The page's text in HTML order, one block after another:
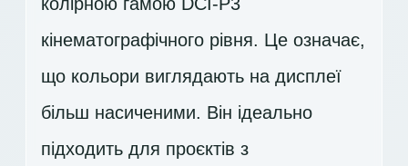
кінематографічного рівня. Це означає,
що кольори виглядають на дисплеї
більш насиченими. Він ідеально
підходить для проєктів з